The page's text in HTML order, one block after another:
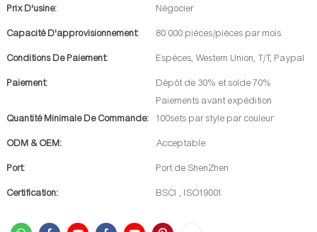
Prix D'usine: Négocier
Capacité D'approvisionnement: 80 000 pièces/pièces par mois
Conditions De Paiement: Espèces, Western Union, T/T, Paypal
Paiement:
Dépôt de 30% et solde 70%
Paiements avant expédition
Quantité Minimale De Commande:
100sets par style par couleur
ODM & OEM: Acceptable
Port: Port de ShenZhen
Certification: BSCI , ISO19001